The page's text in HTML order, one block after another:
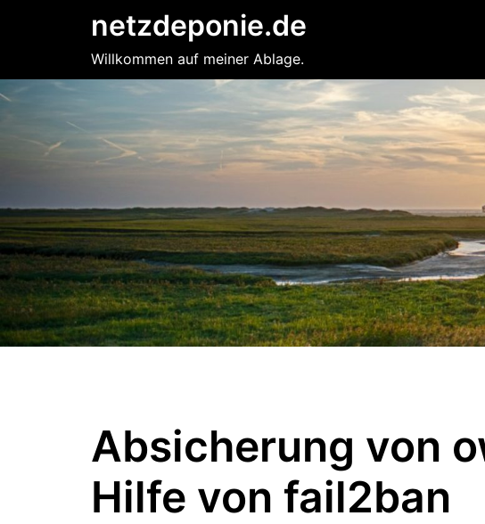
netzdeponie.de
Willkommen auf meiner Ablage.
Absicherung von
Hilfe von fail2ban